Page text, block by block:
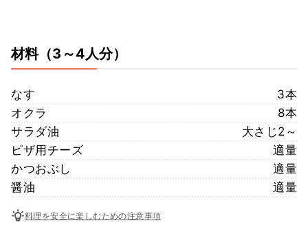
材料（3～4人分）
なす
3本
オクラ
8本
サラダ油
大さじ2～
ピザ用チーズ
適量
かつおぶし
適量
醤油
適量
料理を安全に楽しむための注意事項